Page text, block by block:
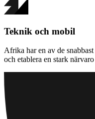
Teknik och mobil
Afrika har en av de
och etablera en stark